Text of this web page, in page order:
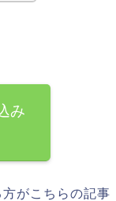
み
がこちらの記事